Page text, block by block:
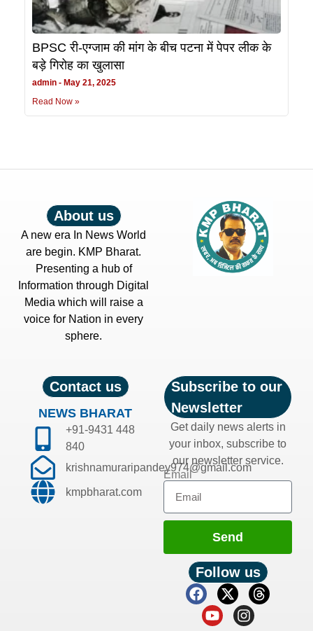
BPSC री-एग्जाम की मांग के बीच पटना में पेपर लीक के
बड़े गिरोह का खुलासा
admin
May 21, 2025
Read Now »
About us
A new era In News World
are begin. KMP Bharat.
Presenting a hub of
Information through Digital
Media which will raise a
voice for Nation in every
sphere.
Contact us
NEWS BHARAT
+91-9431 448
840
krishnamuraripandey974@gmail.com
kmpbharat.com
Subscribe to our
Newsletter
Get daily news alerts in
your inbox, subscribe to
our newsletter service.
Email
Send
Follow us